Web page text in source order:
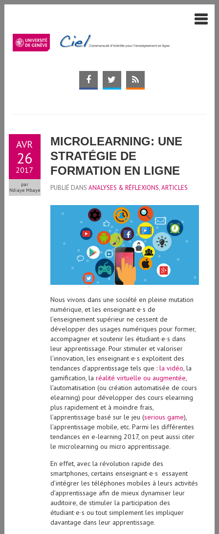
AVR
26
2017
par
Ndiaye Mbaye
MICROLEARNING: UNE
STRATÉGIE DE
FORMATION EN LIGNE
PUBLIÉ DANS ANALYSES & RÉFLEXIONS,ARTICLES
Nous vivons dans une société en pleine mutation
numérique, et les enseignant∙e∙s de
l’enseignement supérieur ne cessent de
développer des usages numériques pour former,
accompagner et soutenir les étudiant∙e∙s dans
leur apprentissage. Pour stimuler et valoriser
l’innovation, les enseignant∙e∙s exploitent des
tendances d’apprentissage tels que : la vidéo, la
gamification, la réalité virtuelle ou augmentée,
l’automatisation (ou création automatisée de cours
elearning) pour développer des cours elearning
plus rapidement et à moindre frais,
l’apprentissage basé sur le jeu (serious game),
l’apprentissage mobile, etc. Parmi les différentes
tendances en e-learning 2017, on peut aussi citer
le microlearning ou micro apprentissage.
En effet, avec la révolution rapide des
smartphones, certains enseignant∙e∙s essayent
d’intégrer les téléphones mobiles à leurs activités
d’apprentissage afin de mieux dynamiser leur
auditoire, de stimuler la participation des
étudiant∙e∙s ou tout simplement les impliquer
davantage dans leur apprentissage.